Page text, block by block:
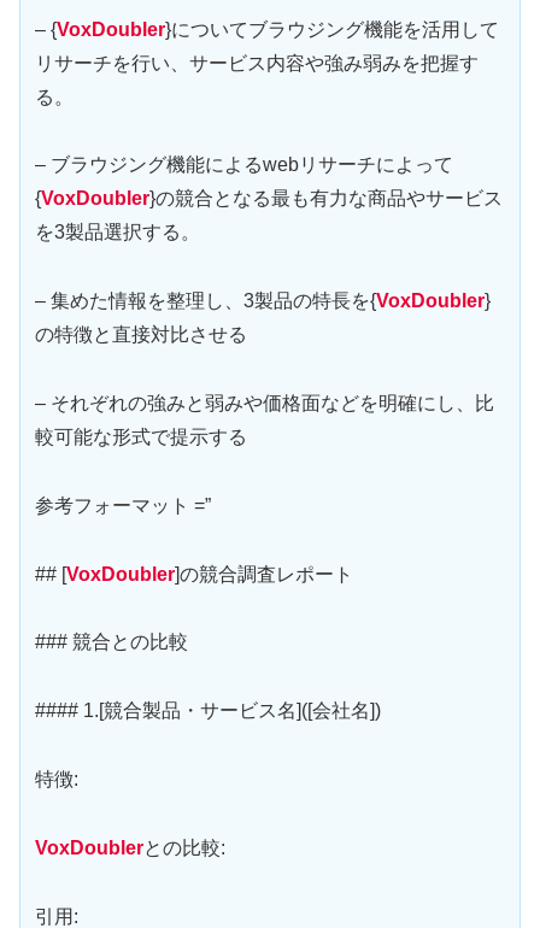
– {VoxDoubler}についてブラウジング機能を活用して
リサーチを行い、サービス内容や強み弱みを把握す
る。
– ブラウジング機能によるwebリサーチによって
{VoxDoubler}の競合となる最も有力な商品やサービス
を3製品選択する。
– 集めた情報を整理し、3製品の特長を{VoxDoubler}
の特徴と直接対比させる
– それぞれの強みと弱みや価格面などを明確にし、比
較可能な形式で提示する
参考フォーマット =”
## [VoxDoubler]の競合調査レポート
### 競合との比較
#### 1.[競合製品・サービス名]([会社名])
特徴:
VoxDoublerとの比較:
引用: